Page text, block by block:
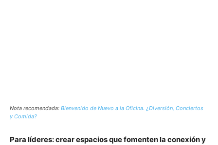
Nota recomendada: Bienvenido de Nuevo a la Oficina. ¿Diversión, Conciertos
y Comida?
Para líderes: crear espacios que fomenten la conexión y